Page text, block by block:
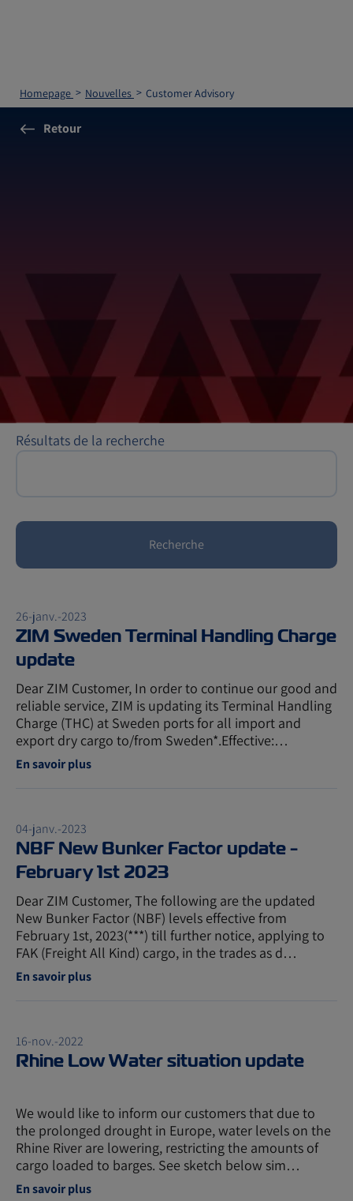
Homepage Nouvelles Customer Advisory
Retour
Résultats de la recherche
Recherche
26-janv.-2023
ZIM Sweden Terminal Handling Charge
update
Dear ZIM Customer, In order to continue our good and
reliable service, ZIM is updating its Terminal Handling
Charge (THC) at Sweden ports for all import and
export dry cargo to/from Sweden*.Effective:…
En savoir plus
04-janv.-2023
NBF New Bunker Factor update -
February 1st 2023
Dear ZIM Customer, The following are the updated
New Bunker Factor (NBF) levels effective from
February 1st, 2023(***) till further notice, applying to
FAK (Freight All Kind) cargo, in the trades as d…
En savoir plus
16-nov.-2022
Rhine Low Water situation update
We would like to inform our customers that due to
the prolonged drought in Europe, water levels on the
Rhine River are lowering, restricting the amounts of
cargo loaded to barges. See sketch below sim…
En savoir plus